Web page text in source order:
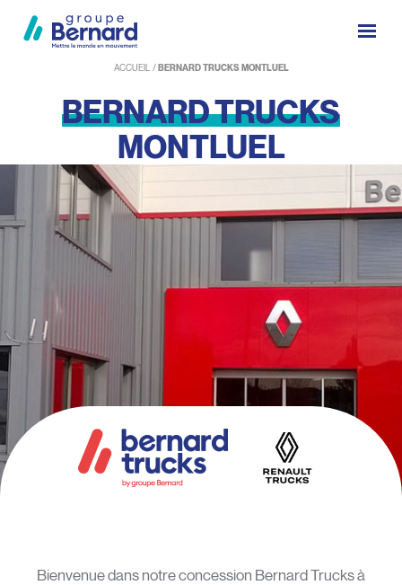
ACCUEIL/ BERNARD TRUCKS MONTLUEL
BERNARDTRUCKS
MONTLUEL
Bienvenue dans notre concession Bernard Trucks à